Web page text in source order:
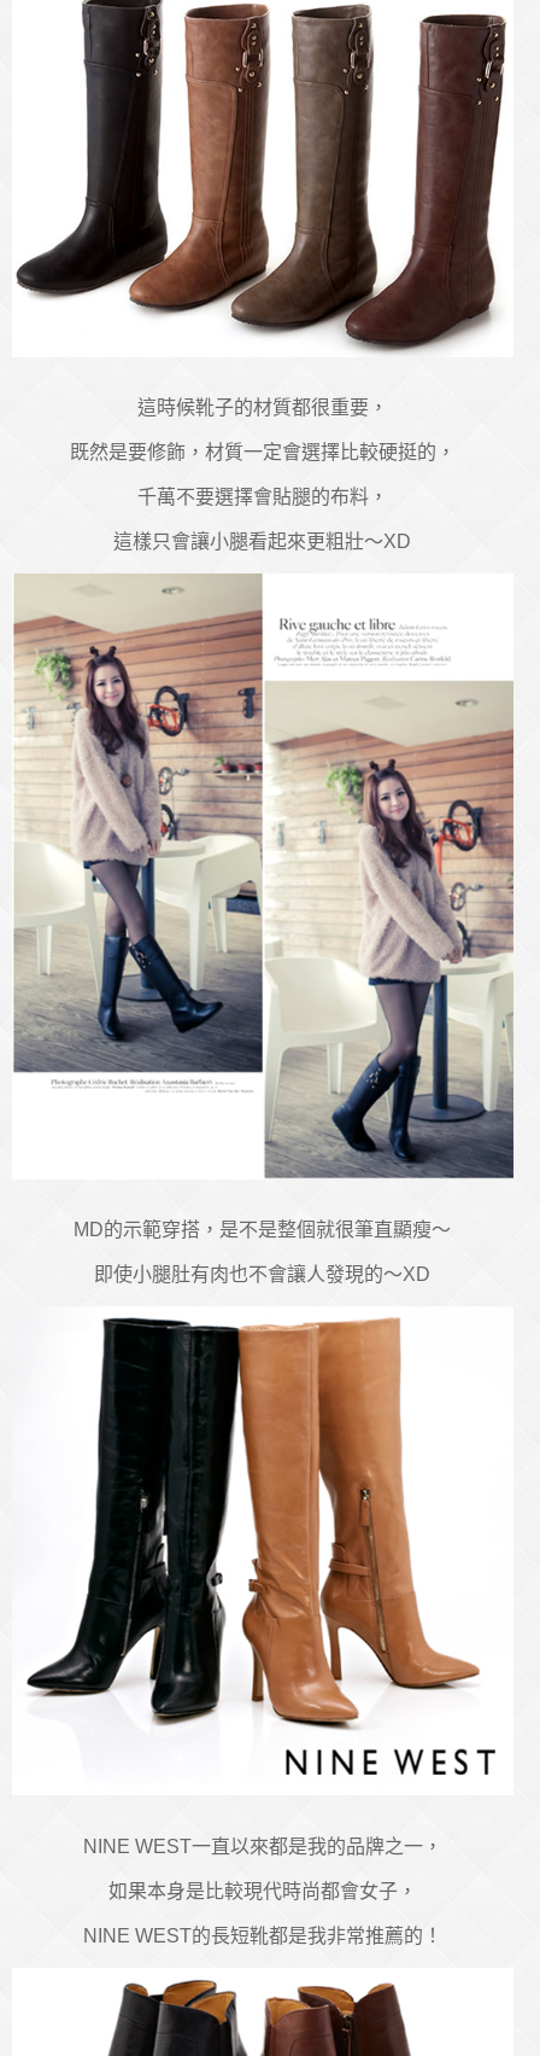
這時候靴子的材質都很重要，
既然是要修飾，材質一定會選擇比較硬挺的，
千萬不要選擇會貼腿的布料，
這樣只會讓小腿看起來更粗壯～XD
MD的示範穿搭，是不是整個就很筆直顯瘦～
即使小腿肚有肉也不會讓人發現的～XD
NINE WEST一直以來都是我的品牌之一，
如果本身是比較現代時尚都會女子，
NINE WEST的長短靴都是我非常推薦的！